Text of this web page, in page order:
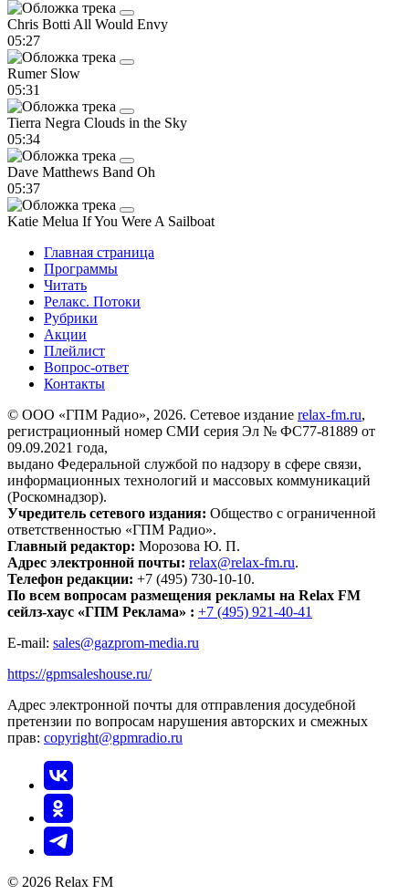
Chris Botti All Would Envy
05:27
Rumer Slow
05:31
Tierra Negra Clouds in the Sky
05:34
Dave Matthews Band Oh
05:37
Katie Melua If You Were A Sailboat
Главная страница
Программы
Читать
Релакс. Потоки
Рубрики
Акции
Плейлист
Вопрос-ответ
Контакты
© ООО «ГПМ Радио», 2026. Сетевое издание relax-fm.ru,
регистрационный номер СМИ серия Эл № ФС77-81889 от
09.09.2021 года,
выдано Федеральной службой по надзору в сфере связи,
информационных технологий и массовых коммуникаций
(Роскомнадзор).
Учредитель сетевого издания: Общество с ограниченной
ответственностью «ГПМ Радио».
Главный редактор: Морозова Ю. П.
Адрес электронной почты: relax@relax-fm.ru.
Телефон редакции: +7 (495) 730-10-10.
По всем вопросам размещения рекламы на Relax FM
сейлз-хаус «ГПМ Реклама» : +7 (495) 921-40-41
E-mail: sales@gazprom-media.ru
https://gpmsaleshouse.ru/
Адрес электронной почты для отправления досудебной
претензии по вопросам нарушения авторских и смежных
прав: copyright@gpmradio.ru
© 2026 Relax FM